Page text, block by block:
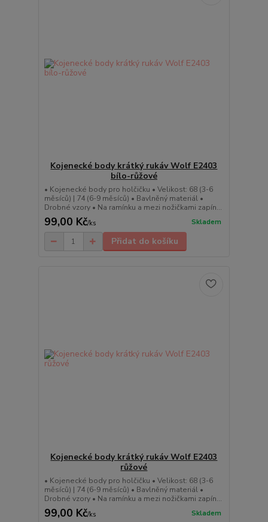
Kojenecké body krátký rukáv Wolf E2403
bílo-růžové
• Kojenecké body pro holčičku • Velikost: 68 (3-6
měsíců) | 74 (6-9 měsíců) • Bavlněný materiál •
Drobné vzory • Na ramínku a mezi nožičkami zapín...
99,00 Kč/ks Skladem
Přidat do košíku
Kojenecké body krátký rukáv Wolf E2403
růžové
• Kojenecké body pro holčičku • Velikost: 68 (3-6
měsíců) | 74 (6-9 měsíců) • Bavlněný materiál •
Drobné vzory • Na ramínku a mezi nožičkami zapín...
99,00 Kč/ks Skladem